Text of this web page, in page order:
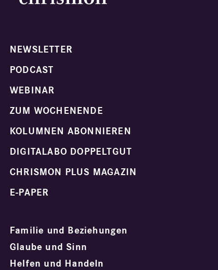
NEWSLETTER
PODCAST
WEBINAR
ZUM WOCHENENDE
KOLUMNEN ABONNIEREN
DIGITALABO DOPPELTGUT
CHRISMON PLUS MAGAZIN
E-PAPER
Familie und Beziehungen
Glaube und Sinn
Helfen und Handeln